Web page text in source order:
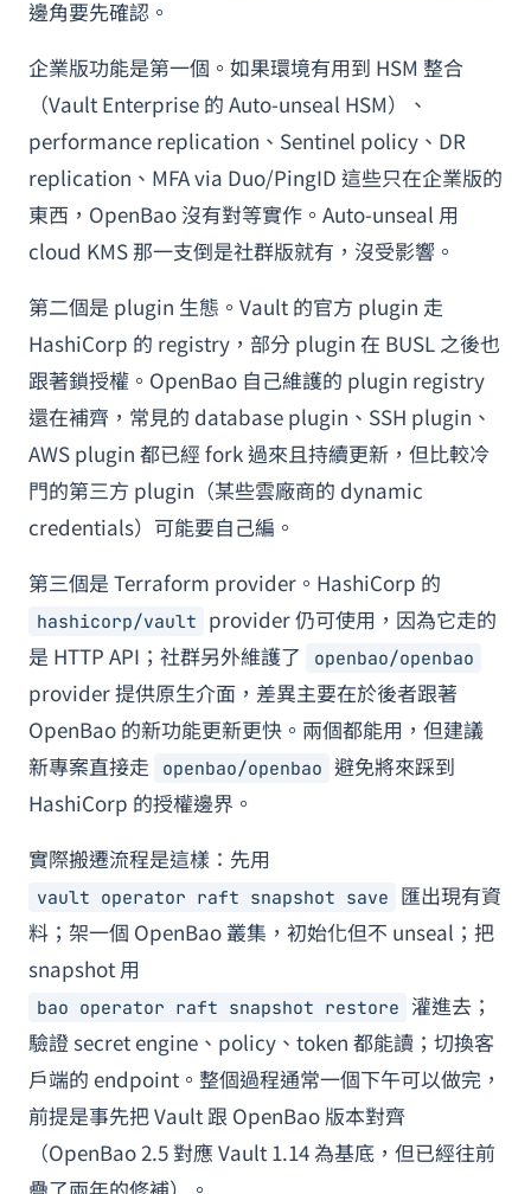
邊角要先確認。
企業版功能是第一個。如果環境有用到 HSM 整合
（Vault Enterprise 的 Auto-unseal HSM）、
performance replication、Sentinel policy、DR
replication、MFA via Duo/PingID 這些只在企業版的
東西，OpenBao 沒有對等實作。Auto-unseal 用
cloud KMS 那一支倒是社群版就有，沒受影響。
第二個是 plugin 生態。Vault 的官方 plugin 走
HashiCorp 的 registry，部分 plugin 在 BUSL 之後也
跟著鎖授權。OpenBao 自己維護的 plugin registry
還在補齊，常見的 database plugin、SSH plugin、
AWS plugin 都已經 fork 過來且持續更新，但比較冷
門的第三方 plugin（某些雲廠商的 dynamic
credentials）可能要自己編。
第三個是 Terraform provider。HashiCorp 的
hashicorp/vault
provider 仍可使用，因為它走的
是 HTTP API；社群另外維護了
openbao/openbao
provider 提供原生介面，差異主要在於後者跟著
OpenBao 的新功能更新更快。兩個都能用，但建議
新專案直接走
openbao/openbao 避免將來踩到
HashiCorp 的授權邊界。
實際搬遷流程是這樣：先用
vault operator raft snapshot save
匯出現有資
料；架一個 OpenBao 叢集，初始化但不 unseal；把
snapshot 用
bao operator raft snapshot restore 灌進去；
驗證 secret engine、policy、token 都能讀；切換客
戶端的 endpoint。整個過程通常一個下午可以做完，
前提是事先把 Vault 跟 OpenBao 版本對齊
（OpenBao 2.5 對應 Vault 1.14 為基底，但已經往前